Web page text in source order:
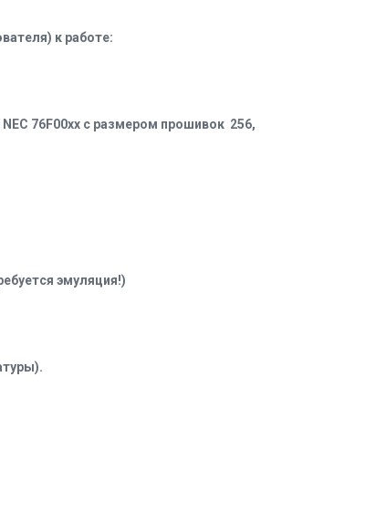
к работе:
76F00xx с размером прошивок 256,
эмуляция!)